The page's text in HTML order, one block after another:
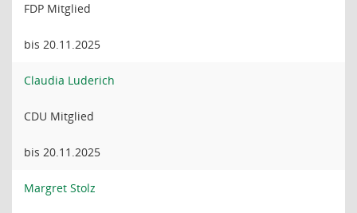
FDP Mitglied
bis 20.11.2025
Claudia Luderich
CDU Mitglied
bis 20.11.2025
Margret Stolz